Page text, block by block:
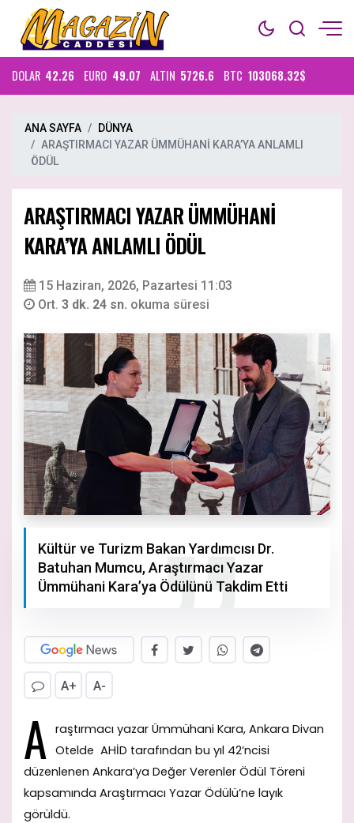
DOLAR 42.26 EURO 49.07 ALTIN 5726.6 BTC 103068.32$
ANA SAYFA
DÜNYA
ARAŞTIRMACI YAZAR ÜMMÜHANİ KARA’YA ANLAMLI
ÖDÜL
ARAŞTIRMACI YAZAR ÜMMÜHANİ
KARA’YA ANLAMLI ÖDÜL
15 Haziran, 2026, Pazartesi 11:03
Ort. 3 dk. 24 sn. okuma süresi
Kültür ve Turizm Bakan Yardımcısı Dr.
Batuhan Mumcu, Araştırmacı Yazar
Ümmühani Kara’ya Ödülünü Takdim Etti
A+ A-
A raştırmacı yazar Ümmühani Kara, Ankara Divan
Otelde AHİD tarafından bu yıl 42’ncisi
düzenlenen Ankara’ya Değer Verenler Ödül Töreni
kapsamında Araştırmacı Yazar Ödülü’ne layık
görüldü.